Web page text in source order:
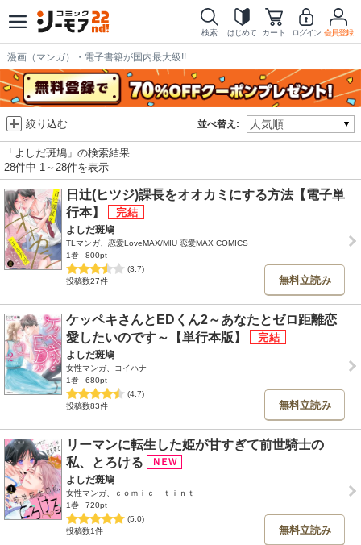
検索 はじめて カート ログイン 会員登録
漫画（マンガ）・電子書籍が国内最大級!!
並べ替え:
絞り込む
「よしだ斑鳩」の検索結果
28件中 1～28件を表示
日辻(ヒツジ)課長をオオカミにする方法【電子単
行本】
よしだ斑鳩
TLマンガ、恋愛LoveMAX/MIU 恋愛MAX COMICS
1巻
800pt
(3.7)
投稿数27件
無料立読み
ケッペキさんとEDくん2～あなたとゼロ距離恋
愛したいのです～【単行本版】
よしだ斑鳩
女性マンガ、コイハナ
1巻
680pt
(4.7)
投稿数83件
無料立読み
リーマンに転生した姫が甘すぎて前世騎士の
私、とろける
よしだ斑鳩
女性マンガ、ｃｏｍｉｃ ｔｉｎｔ
1巻
720pt
(5.0)
投稿数1件
無料立読み